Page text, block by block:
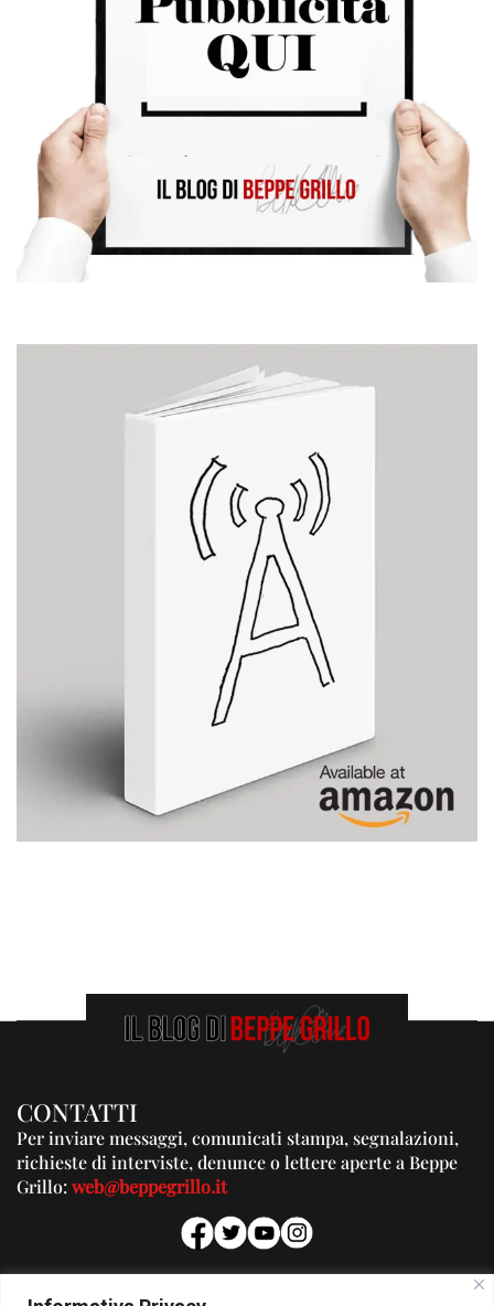
CONTATTI
Per inviare messaggi, comunicati stampa, segnalazioni,
richieste di interviste, denunce o lettere aperte a Beppe
Grillo:web@beppegrillo.it
PUBBLICITA'